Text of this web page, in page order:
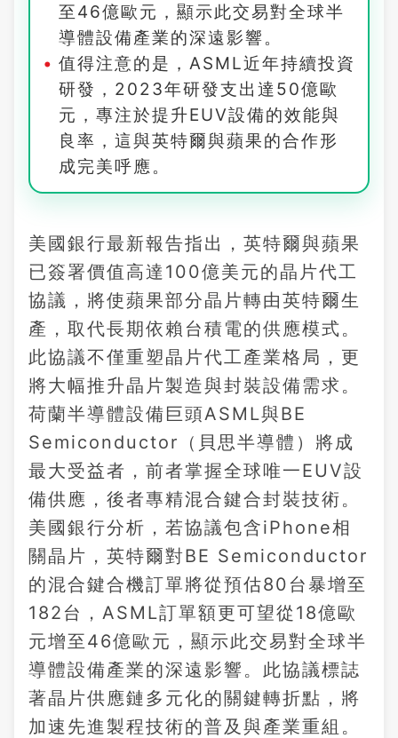
至46億歐元，顯示此交易對全球半
導體設備產業的深遠影響。
值得注意的是，ASML近年持續投資
研發，2023年研發支出達50億歐
元，專注於提升EUV設備的效能與
良率，這與英特爾與蘋果的合作形
成完美呼應。
美國銀行最新報告指出，英特爾與蘋果
已簽署價值高達100億美元的晶片代工
協議，將使蘋果部分晶片轉由英特爾生
產，取代長期依賴台積電的供應模式。
此協議不僅重塑晶片代工產業格局，更
將大幅推升晶片製造與封裝設備需求。
荷蘭半導體設備巨頭ASML與BE
Semiconductor（貝思半導體）將成
最大受益者，前者掌握全球唯一EUV設
備供應，後者專精混合鍵合封裝技術。
美國銀行分析，若協議包含iPhone相
關晶片，英特爾對BE Semiconductor
的混合鍵合機訂單將從預估80台暴增至
182台，ASML訂單額更可望從18億歐
元增至46億歐元，顯示此交易對全球半
導體設備產業的深遠影響。此協議標誌
著晶片供應鏈多元化的關鍵轉折點，將
加速先進製程技術的普及與產業重組。